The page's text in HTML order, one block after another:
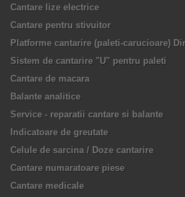
Cantare lize electrice
Cantare pentru stivuitor
Platforme cantarire (paleti-carucioare)
Sistem de cantarire "U" pentru paleti
Cantare de macara
Balante analitice
Service - reparatii cantare si balante
Indicatoare de greutate
Celule de sarcina / Doze cantarire
Cantare numaratoare piese
Cantare medicale